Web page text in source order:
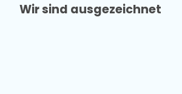
Wir sind ausgezeichnet